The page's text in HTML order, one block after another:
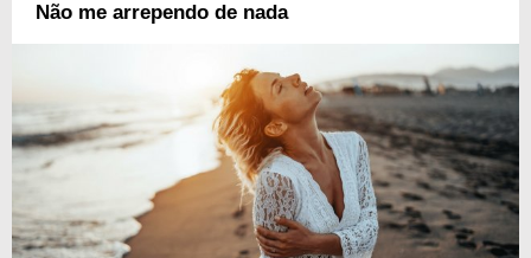
Não me arrependo de nada